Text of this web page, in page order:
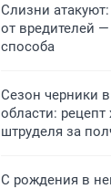
Слизни
от вредителей
способа
Сезон черники
области: рецепт
штруделя за
С рождения в